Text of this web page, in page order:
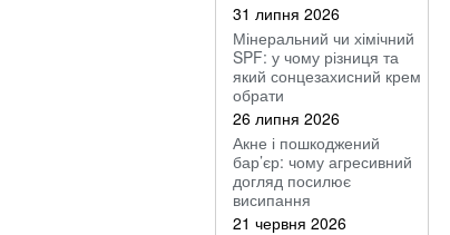
31 липня 2026
Мінеральний чи хімічний
SPF: у чому різниця та
який сонцезахисний крем
обрати
26 липня 2026
Акне і пошкоджений
бар’єр: чому агресивний
догляд посилює
висипання
21 червня 2026